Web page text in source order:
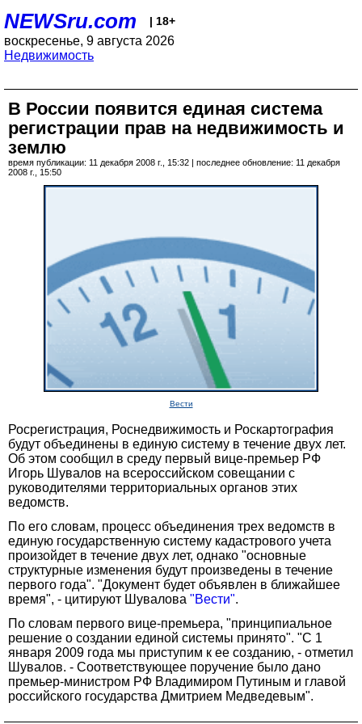
NEWSru.com | 18+
воскресенье, 9 августа 2026
Недвижимость
В России появится единая система
регистрации прав на недвижимость и
землю
время публикации: 11 декабря 2008 г., 15:32 | последнее обновление: 11 декабря
2008 г., 15:50
Вести
Росрегистрация, Роснедвижимость и Роскартография
будут объединены в единую систему в течение двух лет.
Об этом сообщил в среду первый вице-премьер РФ
Игорь Шувалов на всероссийском совещании с
руководителями территориальных органов этих
ведомств.
По его словам, процесс объединения трех ведомств в
единую государственную систему кадастрового учета
произойдет в течение двух лет, однако "основные
структурные изменения будут произведены в течение
первого года". "Документ будет объявлен в ближайшее
время", - цитируют Шувалова "Вести".
По словам первого вице-премьера, "принципиальное
решение о создании единой системы принято". "С 1
января 2009 года мы приступим к ее созданию, - отметил
Шувалов. - Соответствующее поручение было дано
премьер-министром РФ Владимиром Путиным и главой
российского государства Дмитрием Медведевым".